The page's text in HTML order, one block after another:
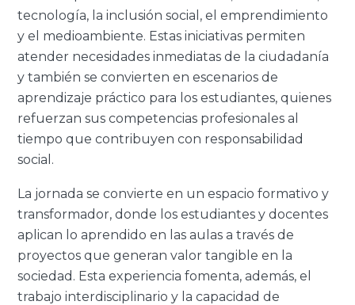
tecnología, la inclusión social, el emprendimiento
y el medioambiente. Estas iniciativas permiten
atender necesidades inmediatas de la ciudadanía
y también se convierten en escenarios de
aprendizaje práctico para los estudiantes, quienes
refuerzan sus competencias profesionales al
tiempo que contribuyen con responsabilidad
social.
La jornada se convierte en un espacio formativo y
transformador, donde los estudiantes y docentes
aplican lo aprendido en las aulas a través de
proyectos que generan valor tangible en la
sociedad. Esta experiencia fomenta, además, el
trabajo interdisciplinario y la capacidad de